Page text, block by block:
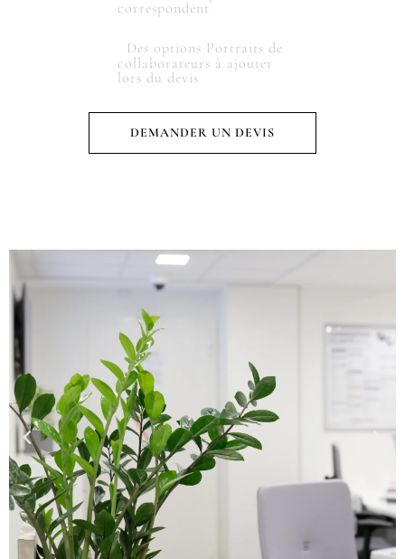
correspondent
Des options Portraits de
collaborateurs à ajouter
lors du devis
DEMANDER UN DEVIS